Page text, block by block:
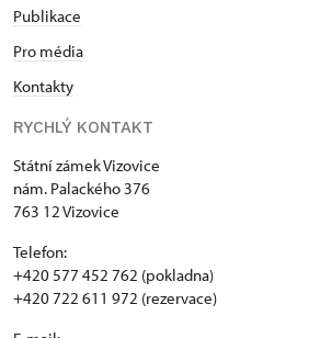
Publikace
Pro média
Kontakty
RYCHLÝ KONTAKT
Státní zámek Vizovice
nám. Palackého 376
763 12 Vizovice
Telefon:
+420 577 452 762 (pokladna)
+420 722 611 972 (rezervace)